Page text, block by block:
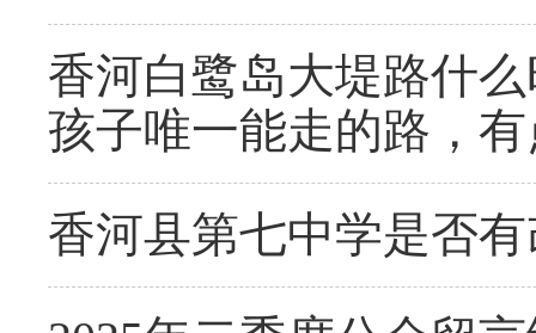
香河白鹭岛大堤路什
孩子唯一能走的路，
香河县第七中学是否